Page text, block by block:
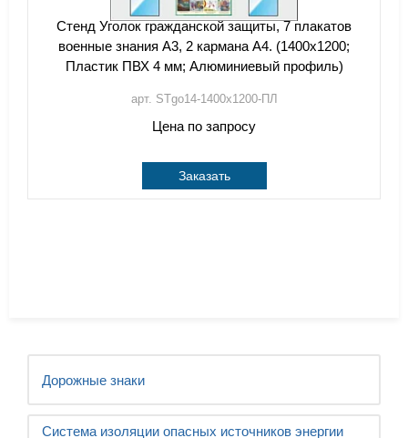
Дорожные знаки
Система изоляции опасных источников энергии
Стенд Уголок гражданской защиты, 7 плакатов
военные знания А3, 2 кармана А4. (1400х1200;
Пластик ПВХ 4 мм; Алюминиевый профиль)
арт. STgo14-1400х1200-ПЛ
Цена по запросу
Заказать